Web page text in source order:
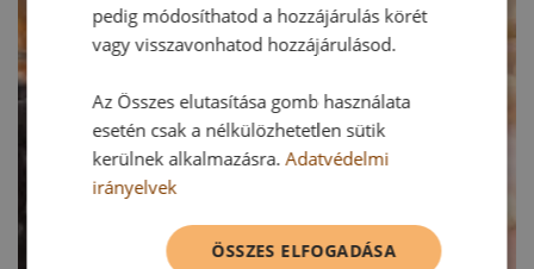
pedig módosíthatod a hozzájárulás körét
vagy visszavonhatod hozzájárulásod.
Az Összes elutasítása gomb használata
esetén csak a nélkülözhetetlen sütik
kerülnek alkalmazásra.Adatvédelmi
irányelvek
ÖSSZES ELFOGADÁSA